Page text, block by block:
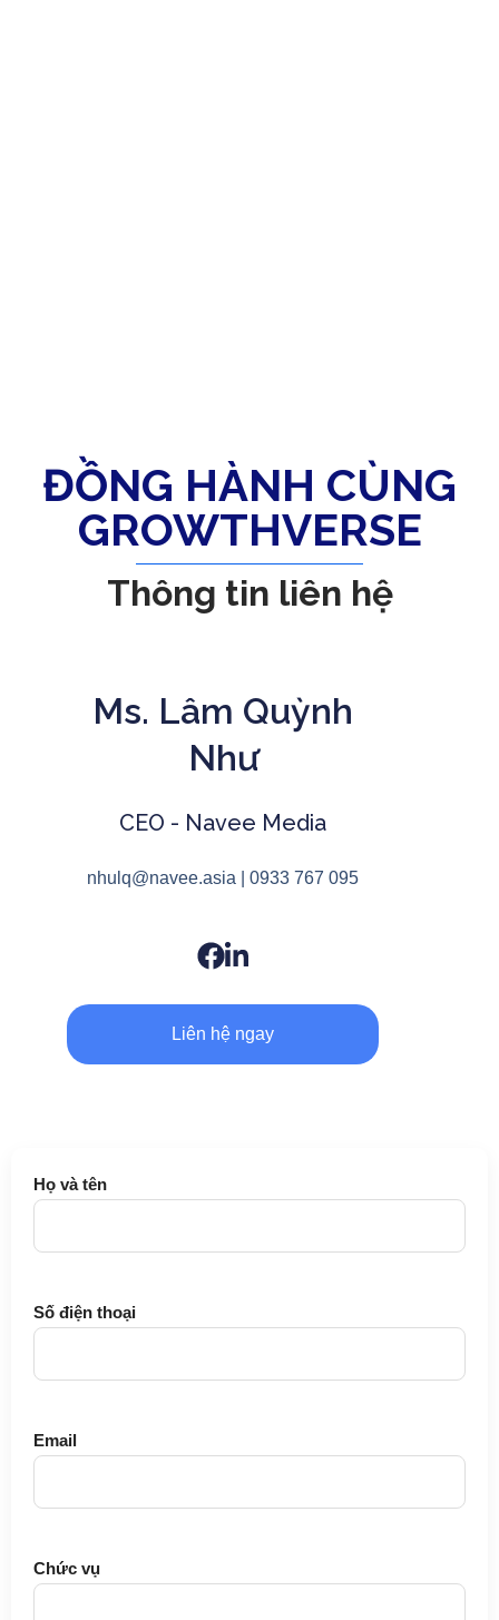
ĐỒNG HÀNH CÙNG
GROWTHVERSE
Thông tin liên hệ
Ms. Lâm Quỳnh
Như
CEO - Navee Media
nhulq@navee.asia | 0933 767 095
Liên hệ ngay
Họ và tên
Số điện thoại
Email
Chức vụ